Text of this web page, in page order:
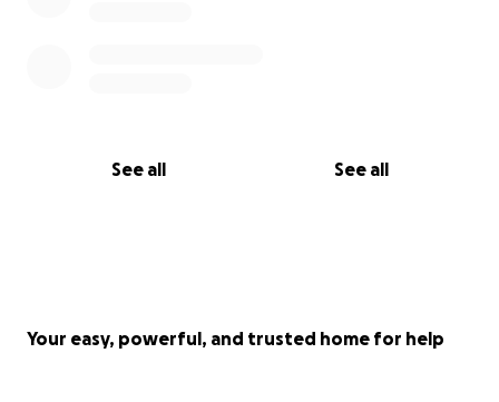
See all See all
Your easy, powerful, and trusted home for help